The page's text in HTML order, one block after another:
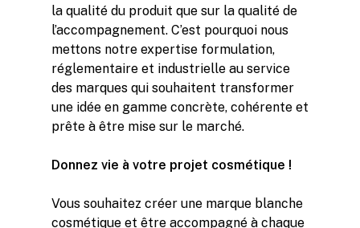
la qualité du produit que sur la qualité de
l’accompagnement. C’est pourquoi nous
mettons notre expertise formulation,
réglementaire et industrielle au service
des marques qui souhaitent transformer
une idée en gamme concrète, cohérente et
prête à être mise sur le marché.
Donnez vie à votre projet cosmétique !
Vous souhaitez créer une marque blanche
cosmétique et être accompagné à chaque